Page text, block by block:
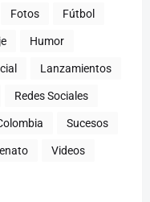
Fotos Fútbol
Humor
Lanzamientos
Redes Sociales
Sucesos
Videos